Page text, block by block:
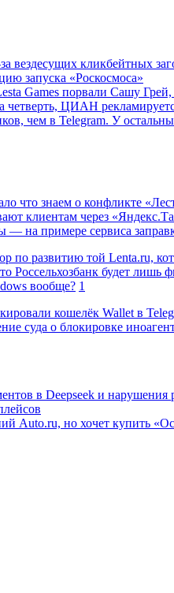
вездесущих кликбейтных
запуска «Роскосмоса»
Games порвали Сашу
четверть, ЦИАН
чем в Telegram. У
что знаем о конфликте
клиентам через
— на примере сервиса
по развитию той Lenta.ru,
Россельхозбанк будет
вообще? 1
кошелёк Wallet в
суда о блокировке
в Deepseek и
Auto.ru, но хочет купить